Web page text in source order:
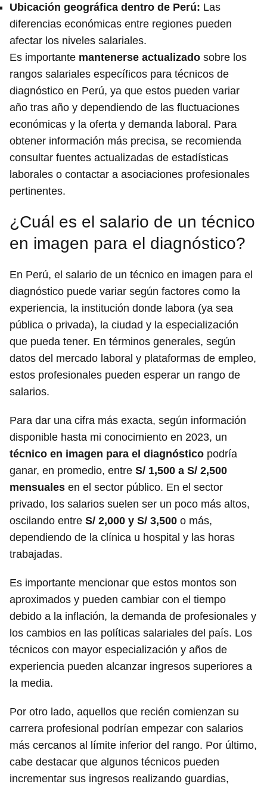
Ubicación geográfica dentro de Perú: Las
diferencias económicas entre regiones pueden
afectar los niveles salariales.
Es importante mantenerse actualizado sobre los
rangos salariales específicos para técnicos de
diagnóstico en Perú, ya que estos pueden variar
año tras año y dependiendo de las fluctuaciones
económicas y la oferta y demanda laboral. Para
obtener información más precisa, se recomienda
consultar fuentes actualizadas de estadísticas
laborales o contactar a asociaciones profesionales
pertinentes.
¿Cuál es el salario de un técnico
en imagen para el diagnóstico?
En Perú, el salario de un técnico en imagen para el
diagnóstico puede variar según factores como la
experiencia, la institución donde labora (ya sea
pública o privada), la ciudad y la especialización
que pueda tener. En términos generales, según
datos del mercado laboral y plataformas de empleo,
estos profesionales pueden esperar un rango de
salarios.
Para dar una cifra más exacta, según información
disponible hasta mi conocimiento en 2023, un
técnico en imagen para el diagnóstico podría
ganar, en promedio, entre S/ 1,500 a S/ 2,500
mensuales en el sector público. En el sector
privado, los salarios suelen ser un poco más altos,
oscilando entre S/ 2,000 y S/ 3,500 o más,
dependiendo de la clínica u hospital y las horas
trabajadas.
Es importante mencionar que estos montos son
aproximados y pueden cambiar con el tiempo
debido a la inflación, la demanda de profesionales y
los cambios en las políticas salariales del país. Los
técnicos con mayor especialización y años de
experiencia pueden alcanzar ingresos superiores a
la media.
Por otro lado, aquellos que recién comienzan su
carrera profesional podrían empezar con salarios
más cercanos al límite inferior del rango. Por último,
cabe destacar que algunos técnicos pueden
incrementar sus ingresos realizando guardias,